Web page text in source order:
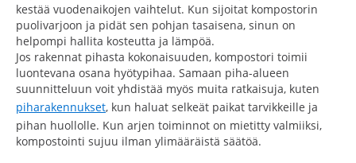
kestää vuodenaikojen vaihtelut. Kun sijoitat kompostorin
puolivarjoon ja pidät sen pohjan tasaisena, sinun on
helpompi hallita kosteutta ja lämpöä.
Jos rakennat pihasta kokonaisuuden, kompostori toimii
luontevana osana hyötypihaa. Samaan piha-alueen
suunnitteluun voit yhdistää myös muita ratkaisuja, kuten
piharakennukset, kun haluat selkeät paikat tarvikkeille ja
pihan huollolle. Kun arjen toiminnot on mietitty valmiiksi,
kompostointi sujuu ilman ylimääräistä säätöä.